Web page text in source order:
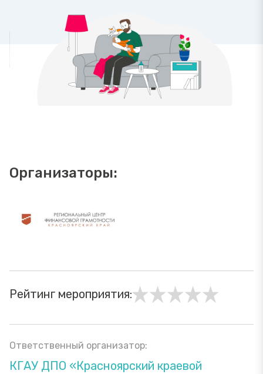
Организаторы:
Рейтинг мероприятия:
Ответственный организатор:
КГАУ ДПО «Красноярский краевой